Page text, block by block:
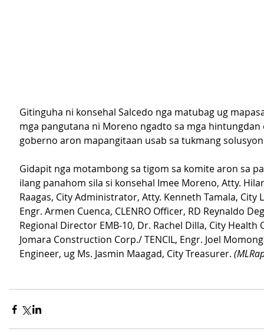
Gitinguha ni konsehal Salcedo nga matubag ug
mga pangutana ni Moreno ngadto sa mga
goberno aron mapangitaan usab sa tukmang
Gidapit nga motambong sa tigom sa komite aron sa
ilang panahom sila si konsehal Imee Moreno, Atty.
Raagas, City Administrator, Atty. Kenneth Tamala, City
Engr. Armen Cuenca, CLENRO Officer, RD Reynaldo
Regional Director EMB-10, Dr. Rachel Dilla, City Health
Jomara Construction Corp./ TENCIL, Engr. Joel
Engineer, ug Ms. Jasmin Maagad, City Treasurer.